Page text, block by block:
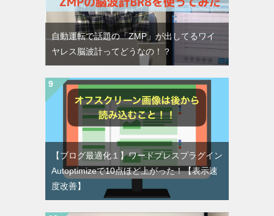
自動運転で話題の「ZMP」が出してるワイ
ヤレス脳波計ってどうなの！？
【ブログ最適化１】ワードプレスプラグイン
Autoptimizeで10点ほど上がった！【表示速
度改善】